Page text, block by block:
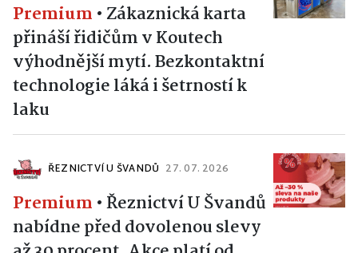
Premium • Zákaznická karta
přináší řidičům v Koutech
výhodnější mytí. Bezkontaktní
technologie láká i šetrností k
laku
ŘEZNICTVÍ U ŠVANDŮ 27. 07. 2026
Premium •Řeznictví U Švandů
nabídne před dovolenou slevy